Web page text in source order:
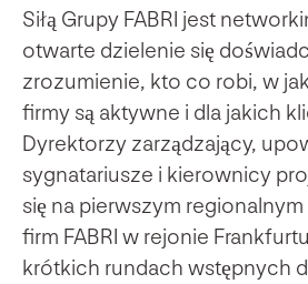
Siłą Grupy FABRI jest
otwarte dzielenie się
zrozumienie, kto co robi, w
firmy są aktywne i dla jakich
Dyrektorzy zarządzający,
sygnatariusze i kierownicy
się na pierwszym
firm FABRI w rejonie
krótkich rundach wstępnych